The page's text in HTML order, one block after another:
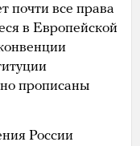
почти все права
в Европейской
прописаны
России